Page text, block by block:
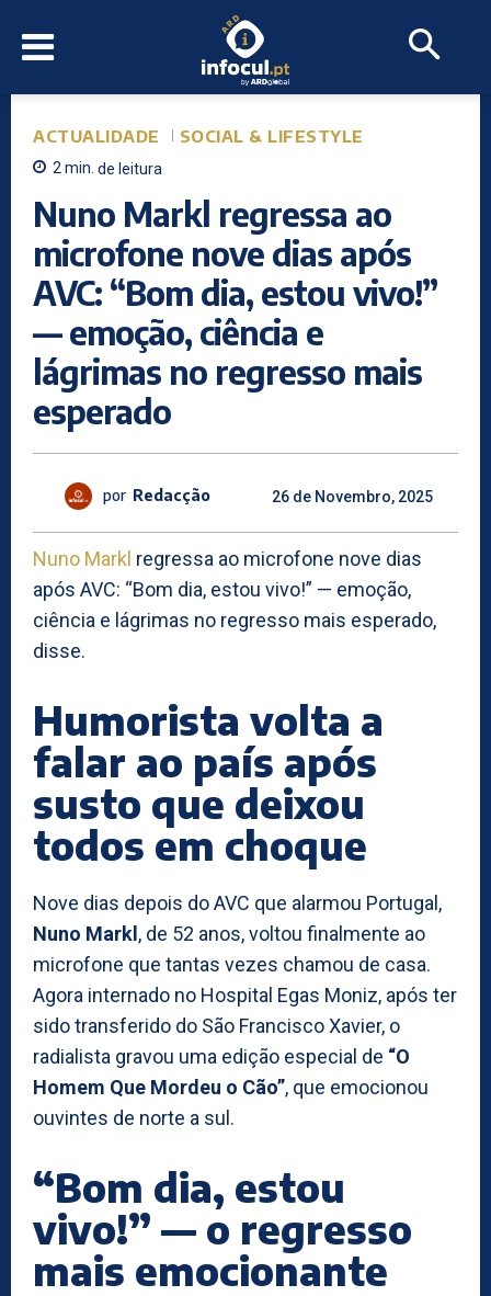
ACTUALIDADE SOCIAL & LIFESTYLE
2min. de leitura
Nuno Markl regressa ao
microfone nove dias após
AVC: “Bom dia, estou vivo!”
— emoção, ciência e
lágrimas no regresso mais
esperado
por Redacção 26 de Novembro, 2025
Nuno Markl regressa ao microfone nove dias
após AVC: “Bom dia, estou vivo!” — emoção,
ciência e lágrimas no regresso mais esperado,
disse.
Humorista volta a
falar ao país após
susto que deixou
todos em choque
Nove dias depois do AVC que alarmou Portugal,
Nuno Markl , de 52 anos, voltou finalmente ao
microfone que tantas vezes chamou de casa.
Agora internado no Hospital Egas Moniz, após ter
sido transferido do São Francisco Xavier, o
radialista gravou uma edição especial de “O
Homem Que Mordeu o Cão”, que emocionou
ouvintes de norte a sul.
“Bom dia, estou
vivo!” — o regresso
mais emocionante